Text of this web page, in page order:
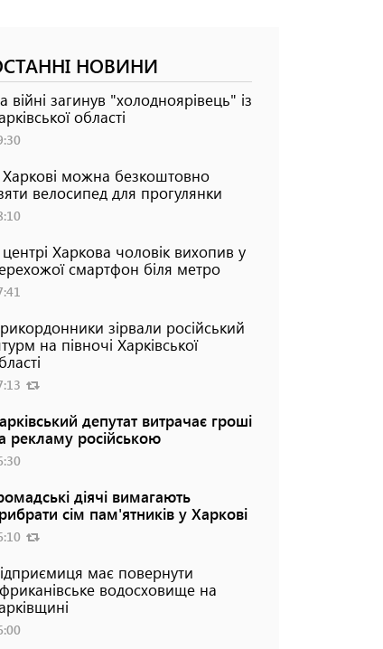
НОВИНИ
війні загинув "холодноярівець" із
області
можна безкоштовно
велосипед для прогулянки
Харкова чоловік вихопив у
смартфон біля метро
зірвали російський
на півночі Харківської
депутат витрачає гроші
рекламу російською
діячі вимагають
сім пам'ятників у Харкові
має повернути
водосховище на